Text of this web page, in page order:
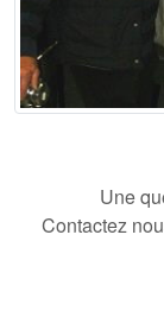
Une
Contactez